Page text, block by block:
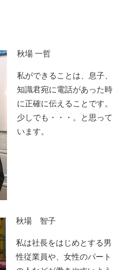
秋場 一哲
私ができることは、息子、
知識君宛に電話があった時
に正確に伝えることです。
少しでも・・・。と思って
います。
秋場 智子
私は社長をはじめとする男
性従業員や、女性のパート